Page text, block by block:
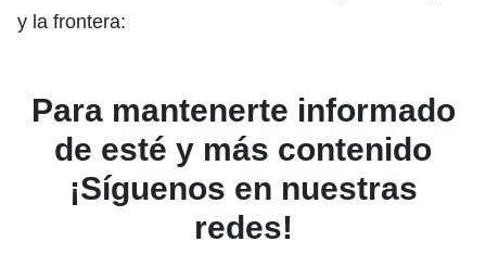
y la frontera:
Para mantenerte informado
de esté y más contenido
¡Síguenos en nuestras
redes!